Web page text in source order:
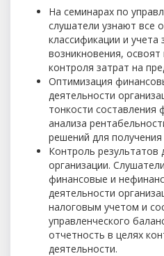
На семинарах по
слушатели узнают все
классификации и учета
возникновения,
контроля затрат на
Оптимизация
деятельности
тонкости составления
анализа
решений для
Контроль результатов
организации.
финансовые и
деятельности
налоговым учетом и
управленческого
отчетность в целях
деятельности.